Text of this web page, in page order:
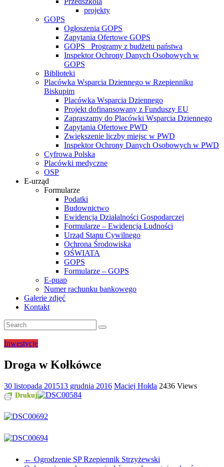
projekty
GOPS
Ogłoszenia GOPS
Zapytania Ofertowe GOPS
GOPS_ Programy z budżetu państwa
Inspektor Ochrony Danych Osobowych w
GOPS
Biblioteki
Placówka Wsparcia Dziennego w Rzepienniku
Biskupim
Placówka Wsparcia Dziennego
Projekt dofinansowany z Funduszy EU
Zapraszamy do Placówki Wsparcia Dziennego
Zapytania Ofertowe PWD
Zwiększenie liczby miejsc w PWD
Inspektor Ochrony Danych Osobowych w PWD
Cyfrowa Polska
Placówki medyczne
OSP
E-urząd
Formularze
Podatki
Budownictwo
Ewidencja Działalności Gospodarczej
Formularze – Ewidencja Ludności
Urząd Stanu Cywilnego
Ochrona Środowiska
OŚWIATA
GOPS
Formularze – GOPS
E-puap
Numer rachunku bankowego
Galerie zdjęć
Kontakt
Inwestycje
Droga w Kołkówce
30 listopada 201513 grudnia 2016 Maciej Hołda 2436 Views
Drukuj
← Ogrodzenie SP Rzepiennik Strzyżewski